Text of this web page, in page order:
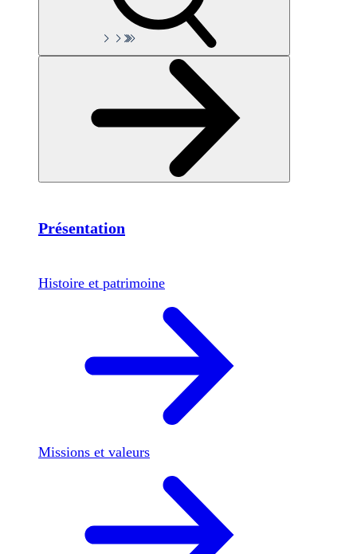
Présentation
Histoire et patrimoine
Missions et valeurs